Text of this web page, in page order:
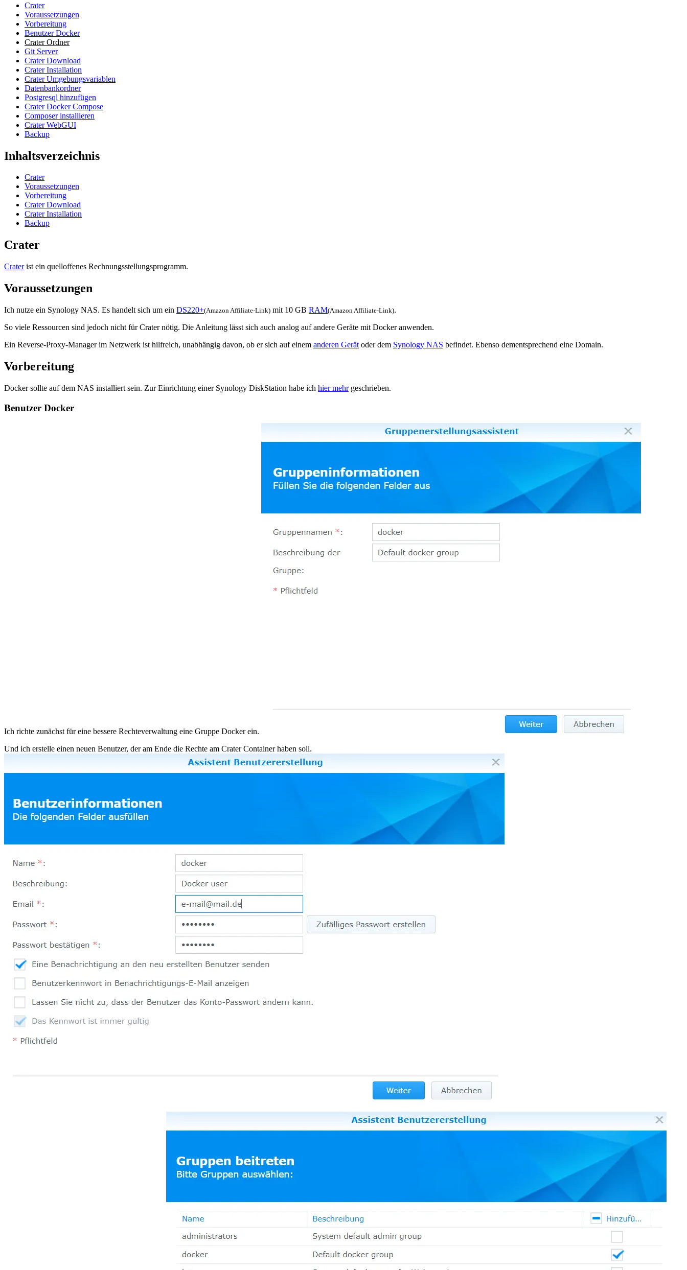
Crater
Voraussetzungen
Vorbereitung
Benutzer Docker
Crater Ordner
Git Server
Crater Download
Crater Installation
Crater Umgebungsvariablen
Datenbankordner
Postgresql hinzufügen
Crater Docker Compose
Composer installieren
Crater WebGUI
Backup
Inhaltsverzeichnis
Crater
Voraussetzungen
Vorbereitung
Crater Download
Crater Installation
Backup
Crater
Craterist ein quelloffenes Rechnungsstellungsprogramm.
Voraussetzungen
Ich nutze ein Synology NAS. Es handelt sich um ein DS220+(Amazon Affiliate-Link) mit 10 GB RAM(Amazon Affiliate-Link).
So viele Ressourcen sind jedoch nicht für Crater nötig. Die Anleitung lässt sich auch analog auf andere Geräte mit Docker anwenden.
Ein Reverse-Proxy-Manager im Netzwerk ist hilfreich, unabhängig davon, ob er sich auf einem anderen Gerät oder dem Synology NAS befindet. Ebenso dementsprechend eine Domain.
Vorbereitung
Docker sollte auf dem NAS installiert sein. Zur Einrichtung einer Synology DiskStation habe ich hier mehrgeschrieben.
Benutzer Docker
Ich richte zunächst für eine bessere Rechteverwaltung eine Gruppe Docker ein.
Und ich erstelle einen neuen Benutzer, der am Ende die Rechte am Crater Container haben soll.